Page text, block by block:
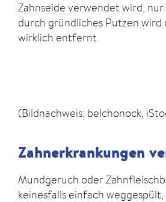
Zahnseide verwendet wird,
durch gründliches Putzen wird
wirklich entfernt.
(Bildnachweis: belchonock,
Zahnerkrankungen
Mundgeruch oder
keinesfalls einfach